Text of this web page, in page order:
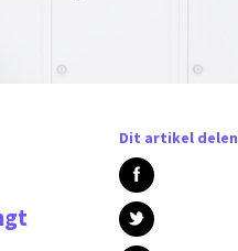
Dit artikel delen